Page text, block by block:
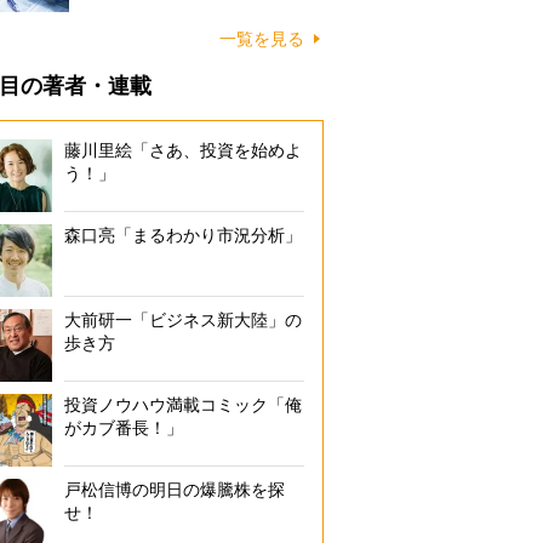
一覧を見る
の著者・連載
藤川里絵「さあ、投資を始めよ
う！」
森口亮「まるわかり市況分析」
大前研一「ビジネス新大陸」の
歩き方
投資ノウハウ満載コミック「俺
がカブ番長！」
戸松信博の明日の爆騰株を探
せ！